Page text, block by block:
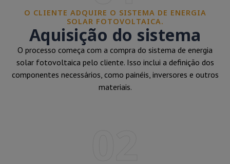
O CLIENTE ADQUIRE O SISTEMA DE ENERGIA
SOLAR FOTOVOLTAICA.
Aquisição do sistema
O processo começa com a compra do sistema de energia
solar fotovoltaica pelo cliente. Isso inclui a definição dos
componentes necessários, como painéis, inversores e outros
materiais.